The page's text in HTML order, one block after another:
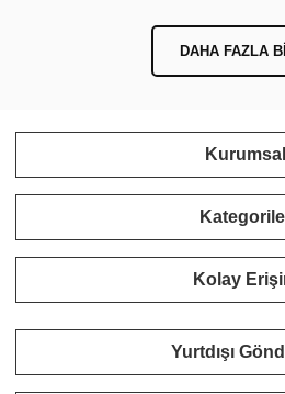
DAHA FAZLA
Kurumsal
Kolay
Yurtdışı